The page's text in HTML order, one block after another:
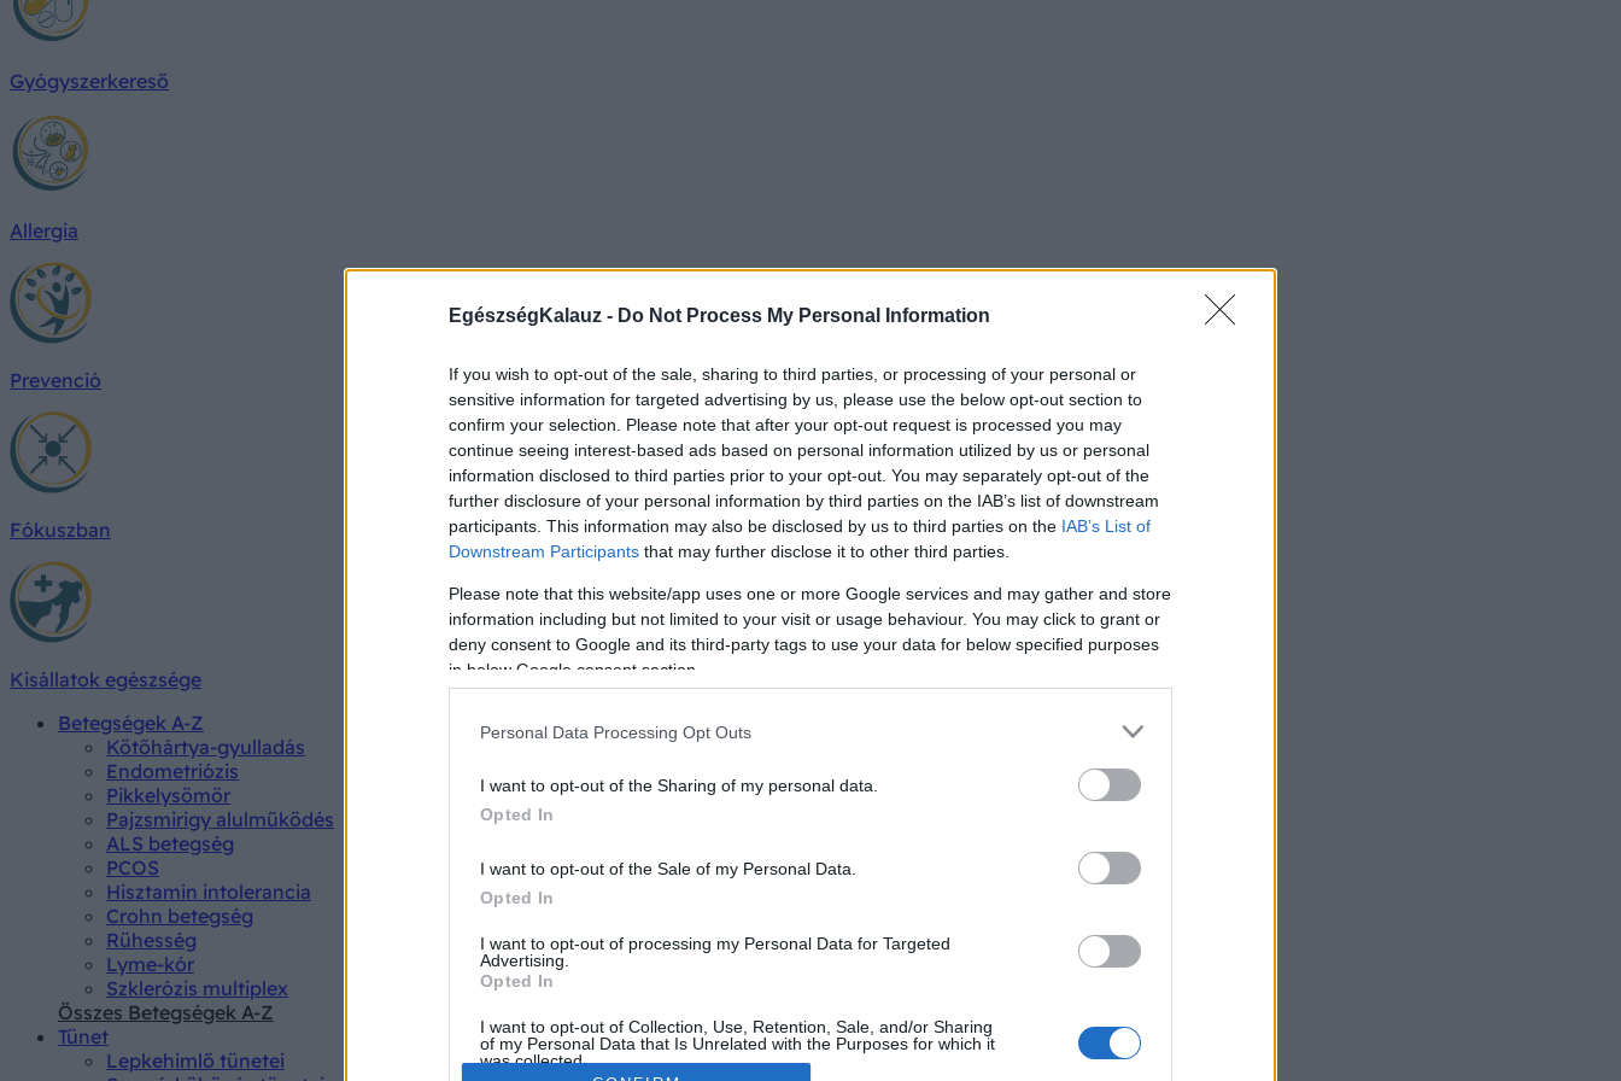
EgészségKalauz - Do Not Process My Personal Information
If you wish to opt-out of the sale, sharing to third parties, or processing of your personal or
sensitive information for targeted advertising by us, please use the below opt-out section to
confirm your selection. Please note that after your opt-out request is processed you may
continue seeing interest-based ads based on personal information utilized by us or personal
information disclosed to third parties prior to your opt-out. You may separately opt-out of the
further disclosure of your personal information by third parties on the IAB’s list of downstream
participants. This information may also be disclosed by us to third parties on the IAB’s List of
Downstream Participants that may further disclose it to other third parties.
Please note that this website/app uses one or more Google services and may gather and store
information including but not limited to your visit or usage behaviour. You may click to grant or
deny consent to Google and its third-party tags to use your data for below specified purposes
in below Google consent section.
Personal Data Processing Opt Outs
I want to opt-out of the Sharing of my personal data.
Opted In
I want to opt-out of the Sale of my Personal Data.
Opted In
I want to opt-out of processing my Personal Data for Targeted
Advertising.
Opted In
I want to opt-out of Collection, Use, Retention, Sale, and/or Sharing
of my Personal Data that Is Unrelated with the Purposes for which it
was collected.
Gyógyszerkereső
Allergia
Prevenció
Fókuszban
Kisállatok egészsége
Betegségek A-Z
Kötőhártya-gyulladás
Endometriózis
Pikkelysömör
Pajzsmirigy alulműködés
ALS betegség
PCOS
Hisztamin intolerancia
Crohn betegség
Rühesség
Lyme-kór
Szklerózis multiplex
Összes Betegségek A-Z
Tünet
Lepkehimlő tünetei